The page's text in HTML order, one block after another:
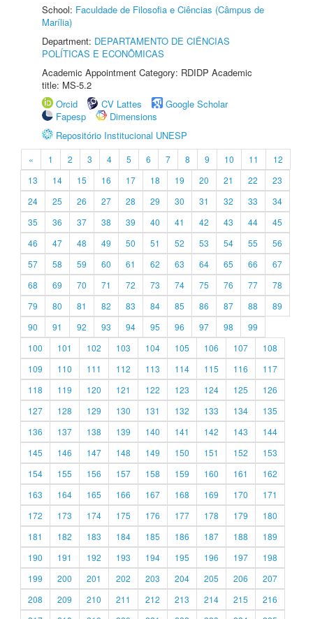
School: Faculdade de Filosofia e Ciências (Câmpus de
Marília)
Department: DEPARTAMENTO DE CIÊNCIAS
POLÍTICAS E ECONÔMICAS
Academic Appointment Category: RDIDP Academic
title: MS-5.2
Orcid
CV Lattes
Google Scholar
Fapesp
Dimensions
Repositório Institucional UNESP
« 1 2 3 4 5 6 7 8 9 10 11
12
13
14 15 16 17 18 19 20 21 22
23
24
25 26 27 28 29 30 31 32 33
34
35
36 37 38 39 40 41 42 43 44
45
46
47 48 49 50 51 52 53 54 55
56
57
58 59 60 61 62 63 64 65 66
67
68
69 70 71 72 73 74 75 76 77
78
79
80 81 82 83 84 85 86 87 88
89
90
91 92 93 94 95 96 97 98
99
100
101 102 103 104 105 106 107
108
109
110 111 112 113 114 115 116
117
118
119 120 121 122 123 124 125
126
127
128 129 130 131 132 133 134
135
136
137 138 139 140 141 142 143
144
145
146 147 148 149 150 151 152
153
154
155 156 157 158 159 160 161
162
163
164 165 166 167 168 169 170
171
172
173 174 175 176 177 178 179
180
181
182 183 184 185 186 187 188
189
190
191 192 193 194 195 196 197
198
199
200 201 202 203 204 205 206
207
208
209 210 211 212 213 214 215
216